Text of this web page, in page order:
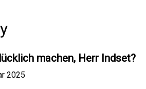
machen, Herr Indset?
2025